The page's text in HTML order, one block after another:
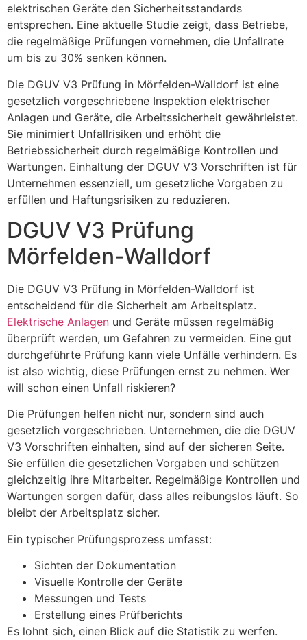
elektrischen Geräte den Sicherheitsstandards
entsprechen. Eine aktuelle Studie zeigt, dass Betriebe,
die regelmäßige Prüfungen vornehmen, die Unfallrate
um bis zu 30% senken können.
Die DGUV V3 Prüfung in Mörfelden-Walldorf ist eine
gesetzlich vorgeschriebene Inspektion elektrischer
Anlagen und Geräte, die Arbeitssicherheit gewährleistet.
Sie minimiert Unfallrisiken und erhöht die
Betriebssicherheit durch regelmäßige Kontrollen und
Wartungen. Einhaltung der DGUV V3 Vorschriften ist für
Unternehmen essenziell, um gesetzliche Vorgaben zu
erfüllen und Haftungsrisiken zu reduzieren.
DGUV V3 Prüfung
Mörfelden-Walldorf
Die DGUV V3 Prüfung in Mörfelden-Walldorf ist
entscheidend für die Sicherheit am Arbeitsplatz.
Elektrische Anlagen und Geräte müssen regelmäßig
überprüft werden, um Gefahren zu vermeiden. Eine gut
durchgeführte Prüfung kann viele Unfälle verhindern. Es
ist also wichtig, diese Prüfungen ernst zu nehmen. Wer
will schon einen Unfall riskieren?
Die Prüfungen helfen nicht nur, sondern sind auch
gesetzlich vorgeschrieben. Unternehmen, die die DGUV
V3 Vorschriften einhalten, sind auf der sicheren Seite.
Sie erfüllen die gesetzlichen Vorgaben und schützen
gleichzeitig ihre Mitarbeiter. Regelmäßige Kontrollen und
Wartungen sorgen dafür, dass alles reibungslos läuft. So
bleibt der Arbeitsplatz sicher.
Ein typischer Prüfungsprozess umfasst:
Sichten der Dokumentation
Visuelle Kontrolle der Geräte
Messungen und Tests
Erstellung eines Prüfberichts
Es lohnt sich, einen Blick auf die Statistik zu werfen.